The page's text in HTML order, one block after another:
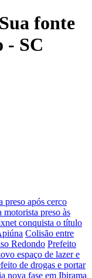
fonte
- SC
preso após cerco
preso às
conquista o título
Colisão entre
Redondo Prefeito
espaço de lazer e
de drogas e portar
nova fase em Ibirama